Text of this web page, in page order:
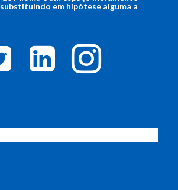
em hipótese alguma a
linkedin-
square
instagram